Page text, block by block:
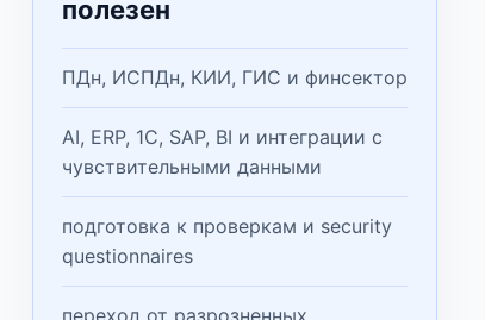
полезен
ПДн, ИСПДн, КИИ, ГИС и финсектор
AI, ERP, 1С, SAP, BI и интеграции с
чувствительными данными
подготовка к проверкам и security
questionnaires